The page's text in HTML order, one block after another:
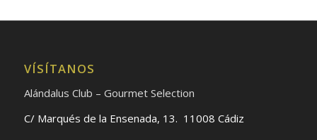
VÍSÍTANOS
Alándalus Club – Gourmet Selection
C/ Marqués de la Ensenada, 13. 11008 Cádiz